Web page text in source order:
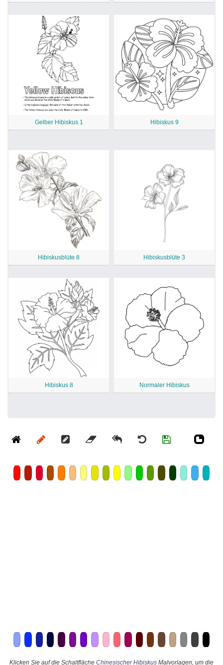
Gelber Hibiskus 1 Hibiskus 9
Hibiskusblüte 8 Hibiskusblüte 3
Hibiskus 8 Normaler Hibiskus
Klicken Sie auf die Schaltfläche Chinesischer Hibiskus Malvorlagen, um die